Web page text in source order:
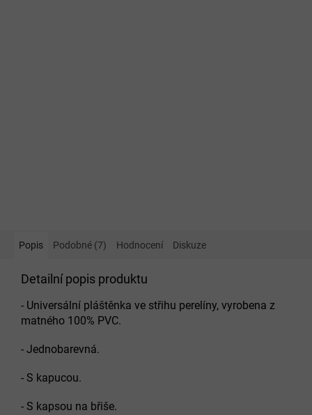
Popis Podobné (7) Hodnocení Diskuze
Detailní popis produktu
- Universální pláštěnka ve střihu perelíny, vyrobena z
matného 100% PVC.
- Jednobarevná.
- S kapucou.
- S kapsou na břiše.